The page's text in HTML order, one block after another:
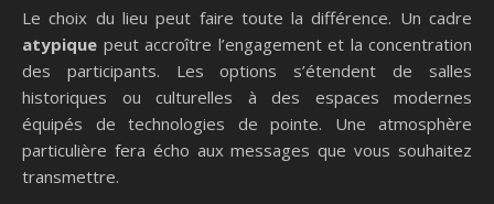
Le choix du lieu peut faire toute la différence. Un cadre
atypique peut accroître l’engagement et la concentration
des participants. Les options s’étendent de salles
historiques ou culturelles à des espaces modernes
équipés de technologies de pointe. Une atmosphère
particulière fera écho aux messages que vous souhaitez
transmettre.